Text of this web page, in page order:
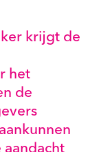
krijgt de
het
de